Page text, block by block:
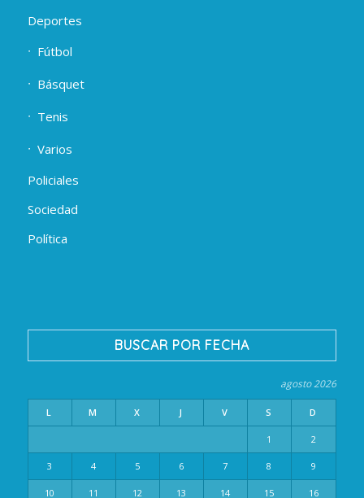
Deportes
Fútbol
Básquet
Tenis
Varios
Policiales
Sociedad
Política
BUSCAR POR FECHA
agosto 2026
L M X J V S D
1 2
3 4 5 6 7 8 9
10 11 12 13 14 15 16